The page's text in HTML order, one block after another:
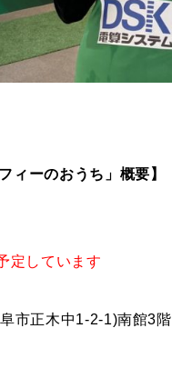
ィーのおうち」概要】
定しています
市正木中1-2-1)南館3階